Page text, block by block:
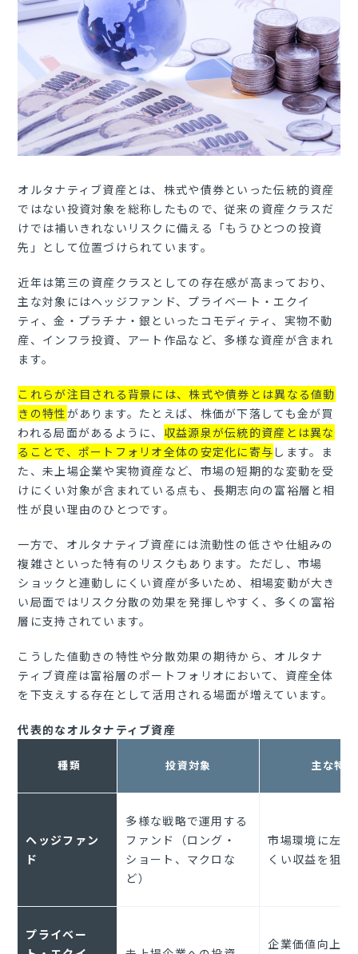
オルタナティブ資産とは、株式や債券といった伝統的資産
ではない投資対象を総称したもので、従来の資産クラスだ
けでは補いきれないリスクに備える「もうひとつの投資
先」として位置づけられています。
近年は第三の資産クラスとしての存在感が高まっており、
主な対象にはヘッジファンド、プライベート・エクイ
ティ、金・プラチナ・銀といったコモディティ、実物不動
産、インフラ投資、アート作品など、多様な資産が含まれ
ます。
これらが注目される背景には、株式や債券とは異なる値動
きの特性があります。たとえば、株価が下落しても金が買
われる局面があるように、 収益源泉が伝統的資産とは異な
ることで、ポートフォリオ全体の安定化に寄与 します。ま
た、未上場企業や実物資産など、市場の短期的な変動を受
けにくい対象が含まれている点も、長期志向の富裕層と相
性が良い理由のひとつです。
一方で、オルタナティブ資産には流動性の低さや仕組みの
複雑さといった特有のリスクもあります。ただし、市場
ショックと連動しにくい資産が多いため、相場変動が大き
い局面ではリスク分散の効果を発揮しやすく、多くの富裕
層に支持されています。
こうした値動きの特性や分散効果の期待から、オルタナ
ティブ資産は富裕層のポートフォリオにおいて、資産全体
を下支えする存在として活用される場面が増えています。
代表的なオルタナティブ資産
種類 投資対象 主な特徴
ヘッジファン
ド
多様な戦略で運用する
ファンド（ロング・
ショート、マクロな
ど）
市場環境に左右
くい収益を狙う
プライベー
企業価値向上後